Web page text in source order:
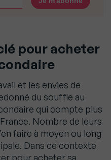
pour acheter
et les envies de
du souffle au
qui compte plus
Nombre de leurs
faire à moyen ou long
Dans ce contexte
pour acheter sa